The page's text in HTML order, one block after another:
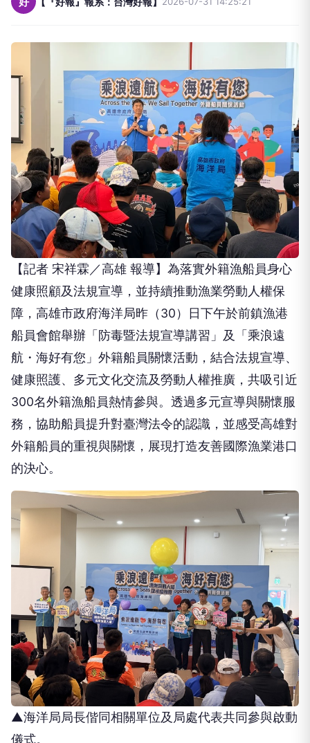
【記者 宋祥霖／高雄 報導】為落實外籍漁船員身心
健康照顧及法規宣導，並持續推動漁業勞動人權保
障，高雄市政府海洋局昨（30）日下午於前鎮漁港
船員會館舉辦「防毒暨法規宣導講習」及「乘浪遠
航・海好有您」外籍船員關懷活動，結合法規宣導、
健康照護、多元文化交流及勞動人權推廣，共吸引近
300名外籍漁船員熱情參與。透過多元宣導與關懷服
務，協助船員提升對臺灣法令的認識，並感受高雄對
外籍船員的重視與關懷，展現打造友善國際漁業港口
的決心。
▲海洋局局長偕同相關單位及局處代表共同參與啟動
儀式。
海洋局長石慶豐表示，前鎮漁港為我國重要的遠洋漁